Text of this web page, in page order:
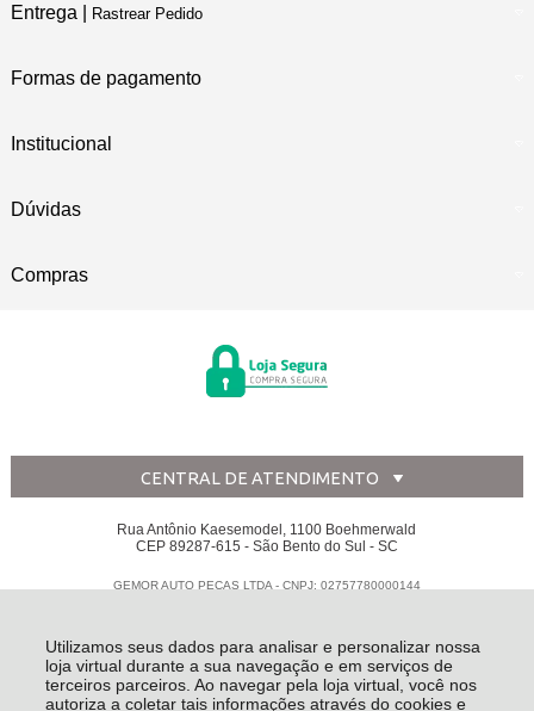
Utilizamos seus dados para analisar e personalizar nossa
loja virtual durante a sua navegação e em serviços de
terceiros parceiros. Ao navegar pela loja virtual, você nos
autoriza a coletar tais informações através do cookies e
Entrega | Rastrear Pedido
Formas de pagamento
Institucional
Dúvidas
Compras
CENTRAL DE ATENDIMENTO
Rua Antônio Kaesemodel, 1100 Boehmerwald
CEP 89287-615 - São Bento do Sul - SC
GEMOR AUTO PECAS LTDA - CNPJ: 02757780000144